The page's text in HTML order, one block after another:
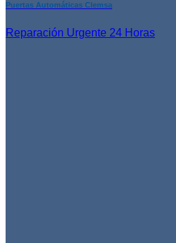
Puertas Automáticas Clemsa
Reparación Urgente 24 Horas